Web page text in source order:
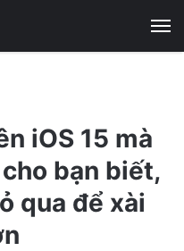
iOS 15 mà
bạn biết,
qua để xài